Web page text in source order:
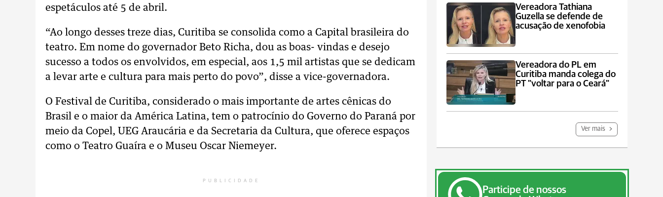
espetáculos até 5 de abril.
“Ao longo desses treze dias, Curitiba se consolida como a Capital brasileira do
teatro. Em nome do governador Beto Richa, dou as boas- vindas e desejo
sucesso a todos os envolvidos, em especial, aos 1,5 mil artistas que se dedicam
a levar arte e cultura para mais perto do povo”, disse a vice-governadora.
O Festival de Curitiba, considerado o mais importante de artes cênicas do
Brasil e o maior da América Latina, tem o patrocínio do Governo do Paraná por
meio da Copel, UEG Araucária e da Secretaria da Cultura, que oferece espaços
como o Teatro Guaíra e o Museu Oscar Niemeyer.
PUBLICIDADE
Vereadora Tathiana
Guzella se defende de
acusação de xenofobia
Vereadora do PL em
Curitiba manda colega do
PT "voltar para o Ceará"
Ver mais
Participe de nossos